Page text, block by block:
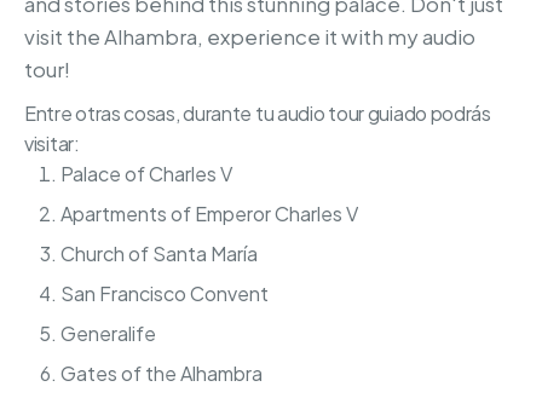
visit the Alhambra, experience it with my audio
tour!
Entre otras cosas, durante tu audio tour guiado podrás
visitar:
Palace of Charles V
Apartments of Emperor Charles V
Church of Santa María
San Francisco Convent
Generalife
Gates of the Alhambra